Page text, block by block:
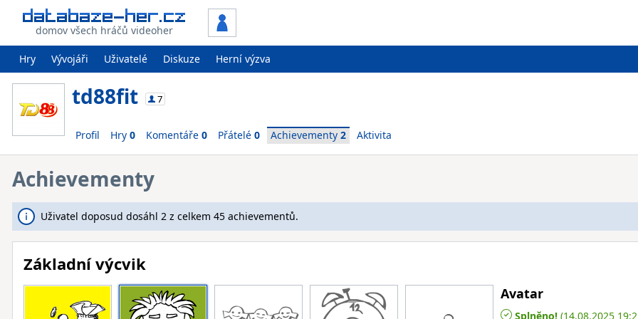
domov všech hráčů videoher
Hry Vývojáři Uživatelé Diskuze Herní výzva
td88fit 7
Profil Hry 0 Komentáře 0 Přátelé 0 Achievementy 2 Aktivita
Achievementy
Uživatel doposud dosáhl 2 z celkem 45 achievementů.
Základní výcvik
Avatar
Splněno! (14.08.2025